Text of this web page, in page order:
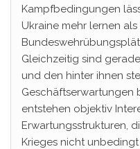
Kampfbedingungen
Ukraine mehr lernen
Gleichzeitig sind
und den hinter ihnen
Geschäftserwartungen
entstehen objektiv
Erwartungsstrukturen,
Krieges nicht